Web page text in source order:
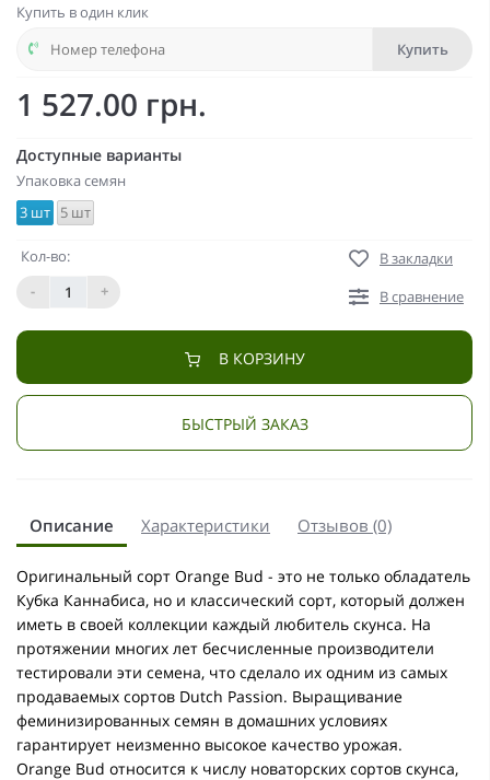
Купить в один клик
Купить
1 527.00 грн.
Доступные варианты
Упаковка семян
3 шт 5 шт
Кол-во:
-
+
В закладки
В сравнение
В КОРЗИНУ
БЫСТРЫЙ ЗАКАЗ
Описание Характеристики Отзывов (0)
Оригинальный сорт Orange Bud - это не только обладатель
Кубка Каннабиса, но и классический сорт, который должен
иметь в своей коллекции каждый любитель скунса. На
протяжении многих лет бесчисленные производители
тестировали эти семена, что сделало их одним из самых
продаваемых сортов Dutch Passion. Выращивание
феминизированных семян в домашних условиях
гарантирует неизменно высокое качество урожая.
Orange Bud относится к числу новаторских сортов скунса,